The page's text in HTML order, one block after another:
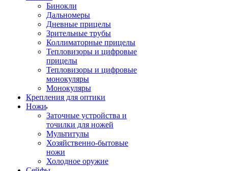
Бинокли
Дальномеры
Дневные прицелы
Зрительные трубы
Коллиматорные прицелы
Тепловизоры и цифровые
прицелы
Тепловизоры и цифровые
монокуляры
Монокуляры
Крепления для оптики
Ножи
Заточные устройства и
точилки для ножей
Мультитулы
Хозяйственно-бытовые
ножи
Холодное оружие